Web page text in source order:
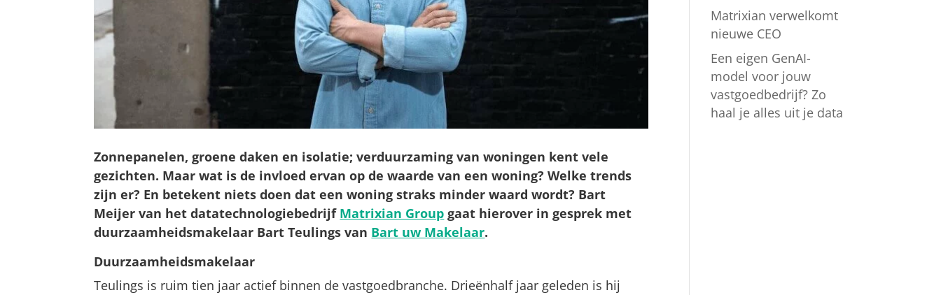
Zonnepanelen, groene daken en isolatie; verduurzaming van woningen kent vele
gezichten. Maar wat is de invloed ervan op de waarde van een woning? Welke trends
zijn er? En betekent niets doen dat een woning straks minder waard wordt? Bart
Meijer van het datatechnologiebedrijf Matrixian Group gaat hierover in gesprek met
duurzaamheidsmakelaar Bart Teulings van Bart uw Makelaar.
Duurzaamheidsmakelaar
Teulings is ruim tien jaar actief binnen de vastgoedbranche. Drieënhalf jaar geleden is hij
Matrixian verwelkomt
nieuwe CEO
Een eigen GenAI-
model voor jouw
vastgoedbedrijf? Zo
haal je alles uit je data